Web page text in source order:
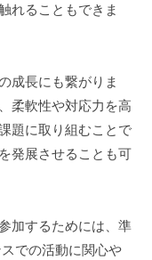
れることもできま
成長にも繋がりま
柔軟性や対応力を高
題に取り組むことで
発展させることも可
加するためには、準
での活動に関心や